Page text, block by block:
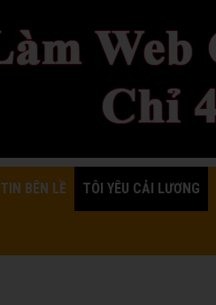
TIN BÊN LỀ TÔI YÊU CẢI LƯƠNG